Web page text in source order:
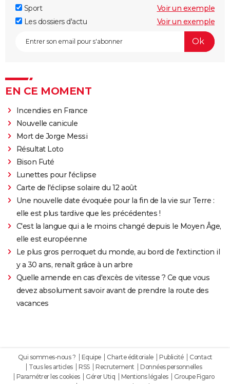
Sport
Voir un exemple
Les dossiers d'actu
Voir un exemple
EN CE MOMENT
Incendies en France
Nouvelle canicule
Mort de Jorge Messi
Résultat Loto
Bison Futé
Lunettes pour l'éclipse
Carte de l'éclipse solaire du 12 août
Une nouvelle date évoquée pour la fin de la vie sur Terre :
elle est plus tardive que les précédentes !
C'est la langue qui a le moins changé depuis le Moyen Âge,
elle est européenne
Le plus gros perroquet du monde, au bord de l'extinction il
y a 30 ans, renaît grâce à un arbre
Quelle amende en cas d'excès de vitesse ? Ce que vous
devez absolument savoir avant de prendre la route des
vacances
Qui sommes-nous ? Equipe Charte éditoriale Publicité
Contact
Tous les articles
RSS Recrutement
Données personnelles
Paramétrer les cookies
Gérer Utiq Mentions légales
Groupe Figaro